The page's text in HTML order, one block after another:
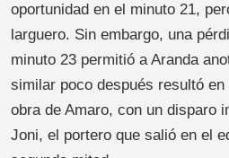
oportunidad en el minuto 21,
larguero. Sin embargo, una
minuto 23 permitió a Aranda
similar poco después resultó
obra de Amaro, con un disparo
Joni, el portero que salió en el